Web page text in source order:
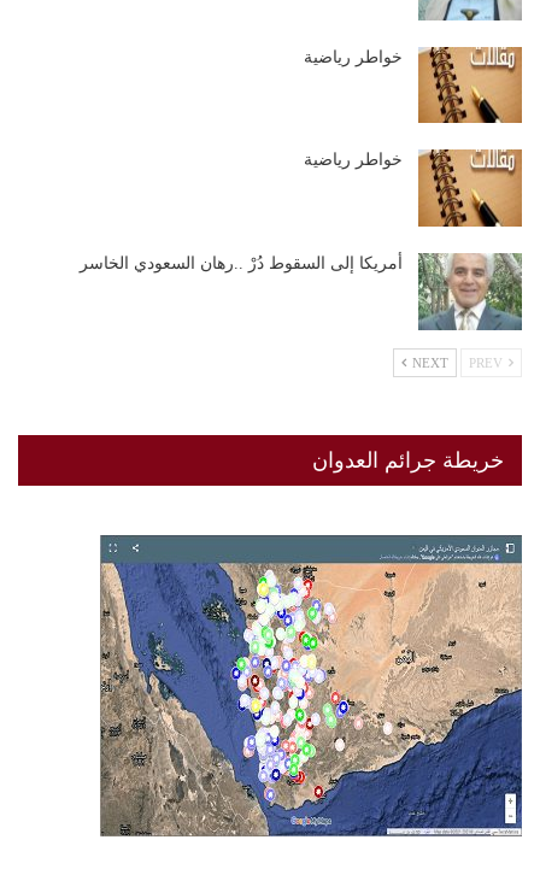
خواطر رياضية
خواطر رياضية
أمريكا إلى السقوط دُرْ ..رهان السعودي الخاسر
NEXT
خريطة جرائم العدوان